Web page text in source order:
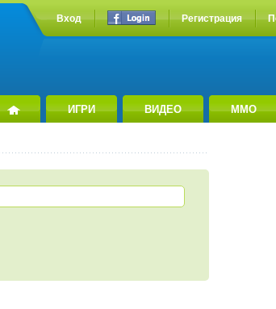
Вход Регистрация
ИГРИ ВИДЕО MMO